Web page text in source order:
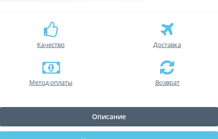
Качество Доставка
Метод оплаты Возврат
Описание